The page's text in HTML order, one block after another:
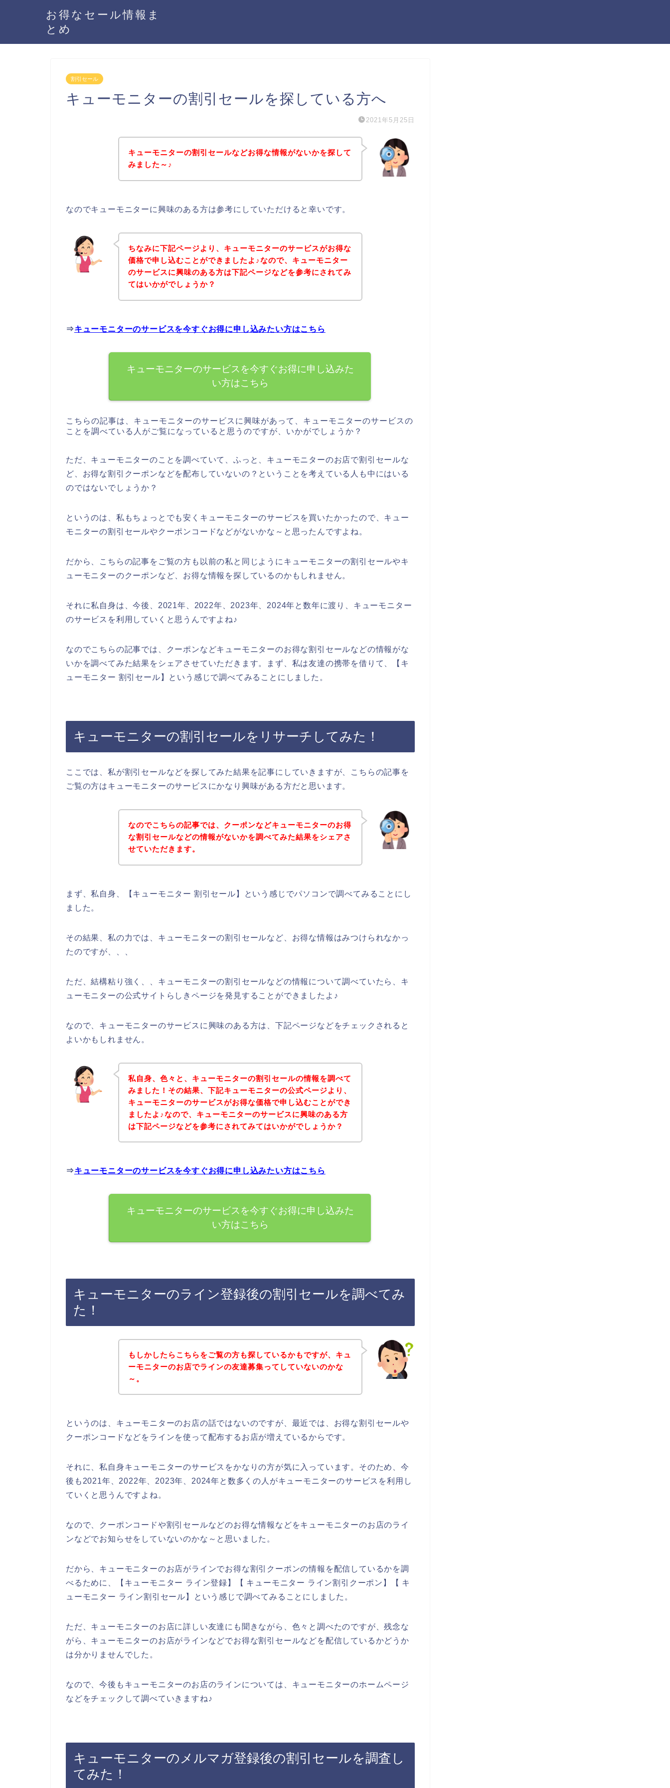
お得なセール情報ま
とめ
割引セール
キューモニターの割引セールを探している方へ
2021年5月25日
キューモニターの割引セールなどお得な情報がないかを探して
みました～♪
なのでキューモニターに興味のある方は参考にしていただけると幸いです。
ちなみに下記ページより、キューモニターのサービスがお得な
価格で申し込むことができましたよ♪なので、キューモニター
のサービスに興味のある方は下記ページなどを参考にされてみ
てはいかがでしょうか？
⇒キューモニターのサービスを今すぐお得に申し込みたい方はこちら
キューモニターのサービスを今すぐお得に申し込みた
い方はこちら
こちらの記事は、キューモニターのサービスに興味があって、キューモニターのサービスの
ことを調べている人がご覧になっていると思うのですが、いかがでしょうか？
ただ、キューモニターのことを調べていて、ふっと、キューモニターのお店で割引セールな
ど、お得な割引クーポンなどを配布していないの？ということを考えている人も中にはいる
のではないでしょうか？
というのは、私もちょっとでも安くキューモニターのサービスを買いたかったので、キュー
モニターの割引セールやクーポンコードなどがないかな～と思ったんですよね。
だから、こちらの記事をご覧の方も以前の私と同じようにキューモニターの割引セールやキ
ューモニターのクーポンなど、お得な情報を探しているのかもしれません。
それに私自身は、今後、2021年、2022年、2023年、2024年と数年に渡り、キューモニター
のサービスを利用していくと思うんですよね♪
なのでこちらの記事では、クーポンなどキューモニターのお得な割引セールなどの情報がな
いかを調べてみた結果をシェアさせていただきます。まず、私は友達の携帯を借りて、【キ
ューモニター 割引セール】という感じで調べてみることにしました。
キューモニターの割引セールをリサーチしてみた！
ここでは、私が割引セールなどを探してみた結果を記事にしていきますが、こちらの記事を
ご覧の方はキューモニターのサービスにかなり興味がある方だと思います。
なのでこちらの記事では、クーポンなどキューモニターのお得
な割引セールなどの情報がないかを調べてみた結果をシェアさ
せていただきます。
まず、私自身、【キューモニター 割引セール】という感じでパソコンで調べてみることにし
ました。
その結果、私の力では、キューモニターの割引セールなど、お得な情報はみつけられなかっ
たのですが、、、
ただ、結構粘り強く、、キューモニターの割引セールなどの情報について調べていたら、キ
ューモニターの公式サイトらしきページを発見することができましたよ♪
なので、キューモニターのサービスに興味のある方は、下記ページなどをチェックされると
よいかもしれません。
私自身、色々と、キューモニターの割引セールの情報を調べて
みました！その結果、下記キューモニターの公式ページより、
キューモニターのサービスがお得な価格で申し込むことができ
ましたよ♪なので、キューモニターのサービスに興味のある方
は下記ページなどを参考にされてみてはいかがでしょうか？
⇒キューモニターのサービスを今すぐお得に申し込みたい方はこちら
キューモニターのサービスを今すぐお得に申し込みた
い方はこちら
キューモニターのライン登録後の割引セールを調べてみ
た！
もしかしたらこちらをご覧の方も探しているかもですが、キュ
ーモニターのお店でラインの友達募集ってしていないのかな
～。
というのは、キューモニターのお店の話ではないのですが、最近では、お得な割引セールや
クーポンコードなどをラインを使って配布するお店が増えているからです。
それに、私自身キューモニターのサービスをかなりの方が気に入っています。そのため、今
後も2021年、2022年、2023年、2024年と数多くの人がキューモニターのサービスを利用し
ていくと思うんですよね。
なので、クーポンコードや割引セールなどのお得な情報などをキューモニターのお店のライ
ンなどでお知らせをしていないのかな～と思いました。
だから、キューモニターのお店がラインでお得な割引クーポンの情報を配信しているかを調
べるために、【キューモニター ライン登録】【 キューモニター ライン割引クーポン】【 キ
ューモニター ライン割引セール】という感じで調べてみることにしました。
ただ、キューモニターのお店に詳しい友達にも聞きながら、色々と調べたのですが、残念な
がら、キューモニターのお店がラインなどでお得な割引セールなどを配信しているかどうか
は分かりませんでした。
なので、今後もキューモニターのお店のラインについては、キューモニターのホームページ
などをチェックして調べていきますね♪
キューモニターのメルマガ登録後の割引セールを調査し
てみた！